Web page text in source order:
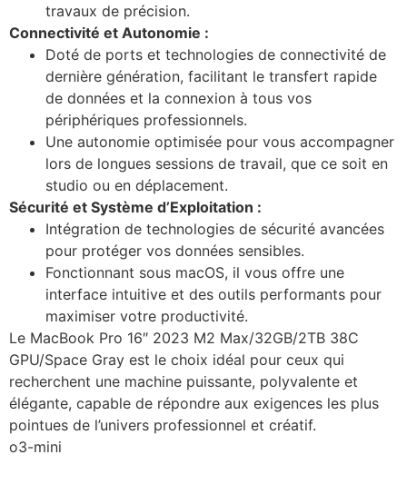
travaux de précision.
Connectivité et Autonomie :
Doté de ports et technologies de connectivité de
dernière génération, facilitant le transfert rapide
de données et la connexion à tous vos
périphériques professionnels.
Une autonomie optimisée pour vous accompagner
lors de longues sessions de travail, que ce soit en
studio ou en déplacement.
Sécurité et Système d’Exploitation :
Intégration de technologies de sécurité avancées
pour protéger vos données sensibles.
Fonctionnant sous macOS, il vous offre une
interface intuitive et des outils performants pour
maximiser votre productivité.
Le MacBook Pro 16″ 2023 M2 Max/32GB/2TB 38C
GPU/Space Gray est le choix idéal pour ceux qui
recherchent une machine puissante, polyvalente et
élégante, capable de répondre aux exigences les plus
pointues de l’univers professionnel et créatif.
o3-mini